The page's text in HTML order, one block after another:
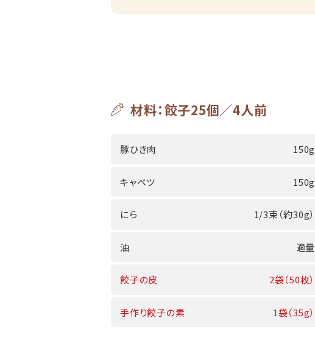
材料：餃子25個／4人前
豚ひき肉 150g
キャベツ 150g
にら 1/3束（約30g）
油 適量
餃子の皮 2袋（50枚）
手作り餃子の素 1袋（35g）